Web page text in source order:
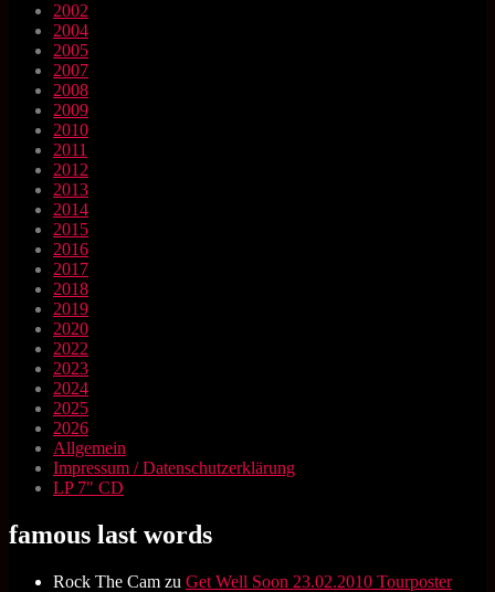
2002
2004
2005
2007
2008
2009
2010
2011
2012
2013
2014
2015
2016
2017
2018
2019
2020
2022
2023
2024
2025
2026
Allgemein
Impressum / Datenschutzerklärung
LP 7" CD
famous last words
Rock The Cam zu Get Well Soon 23.02.2010 Tourposter